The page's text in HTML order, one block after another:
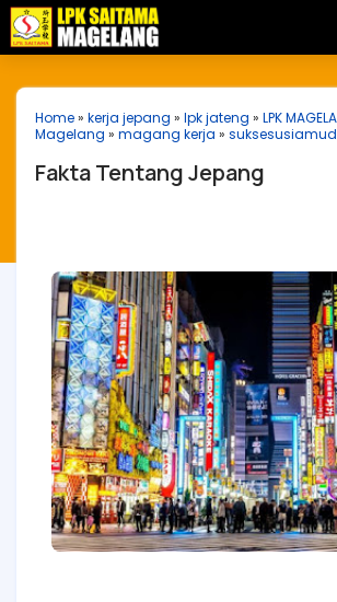
Home» kerja jepang » lpk jateng » LPK
Magelang » magang kerja »
Fakta Tentang Jepang